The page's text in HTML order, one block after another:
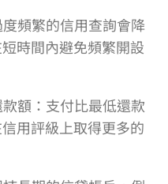
頻繁的信用查詢會降
時間內避免頻繁開設
額：支付比最低還款
用評級上取得更多的